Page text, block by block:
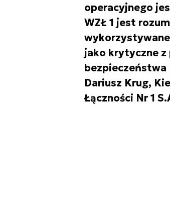
operacyjnego
WZŁ 1 jest
wykorzystywane
jako krytyczne z
bezpieczeństwa
Dariusz Krug,
Łączności Nr 1